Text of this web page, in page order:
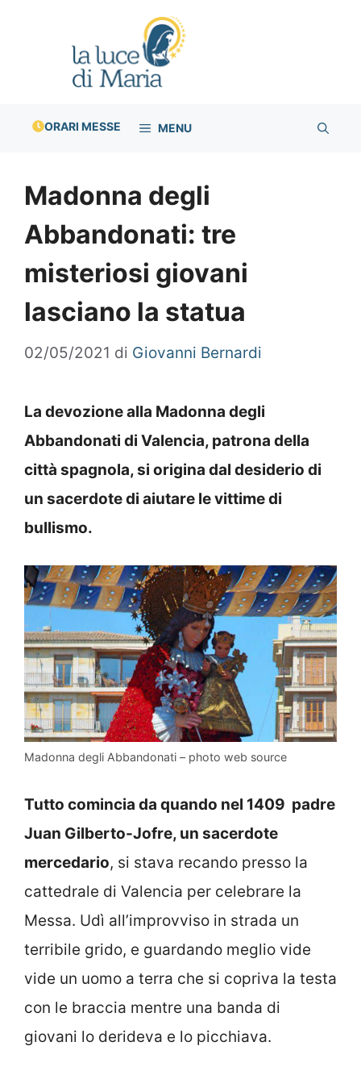
ORARI MESSE MENU
Madonna degli
Abbandonati: tre
misteriosi giovani
lasciano la statua
02/05/2021 di Giovanni Bernardi
La devozione alla Madonna degli
Abbandonati di Valencia, patrona della
città spagnola, si origina dal desiderio di
un sacerdote di aiutare le vittime di
bullismo.
Madonna degli Abbandonati – photo web source
Tutto comincia da quando nel 1409 padre
Juan Gilberto-Jofre, un sacerdote
mercedario, si stava recando presso la
cattedrale di Valencia per celebrare la
Messa. Udì all’improvviso in strada un
terribile grido, e guardando meglio vide
vide un uomo a terra che si copriva la testa
con le braccia mentre una banda di
giovani lo derideva e lo picchiava.